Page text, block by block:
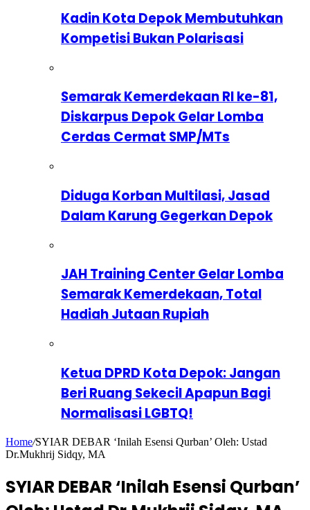
Kadin Kota Depok Membutuhkan
Kompetisi Bukan Polarisasi
Semarak Kemerdekaan RI ke-81,
Diskarpus Depok Gelar Lomba
Cerdas Cermat SMP/MTs
Diduga Korban Multilasi, Jasad
Dalam Karung Gegerkan Depok
JAH Training Center Gelar Lomba
Semarak Kemerdekaan, Total
Hadiah Jutaan Rupiah
Ketua DPRD Kota Depok: Jangan
Beri Ruang Sekecil Apapun Bagi
Normalisasi LGBTQ!
Home/SYIAR DEBAR ‘Inilah Esensi Qurban’ Oleh: Ustad
Dr.Mukhrij Sidqy, MA
SYIAR DEBAR ‘Inilah Esensi Qurban’